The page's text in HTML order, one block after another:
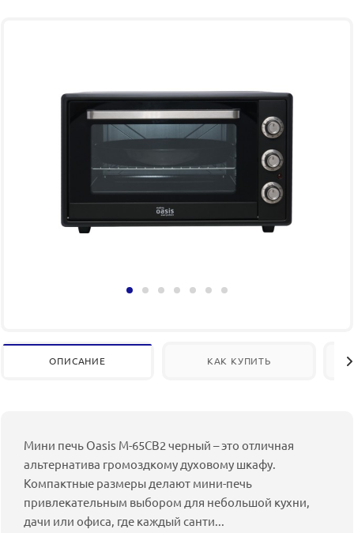
ОПИСАНИЕ КАК КУПИТЬ
Мини печь Oasis M-65CB2 черный – это отличная
альтернатива громоздкому духовому шкафу.
Компактные размеры делают мини-печь
привлекательным выбором для небольшой кухни,
дачи или офиса, где каждый санти...